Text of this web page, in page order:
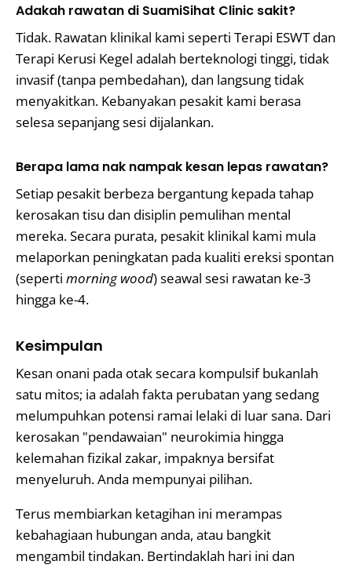
Adakah rawatan di SuamiSihat Clinic sakit?
Tidak. Rawatan klinikal kami seperti Terapi ESWT dan
Terapi Kerusi Kegel adalah berteknologi tinggi, tidak
invasif (tanpa pembedahan), dan langsung tidak
menyakitkan. Kebanyakan pesakit kami berasa
selesa sepanjang sesi dijalankan.
Berapa lama nak nampak kesan lepas rawatan?
Setiap pesakit berbeza bergantung kepada tahap
kerosakan tisu dan disiplin pemulihan mental
mereka. Secara purata, pesakit klinikal kami mula
melaporkan peningkatan pada kualiti ereksi spontan
(seperti morning wood) seawal sesi rawatan ke-3
hingga ke-4.
Kesimpulan
Kesan onani pada otak secara kompulsif bukanlah
satu mitos; ia adalah fakta perubatan yang sedang
melumpuhkan potensi ramai lelaki di luar sana. Dari
kerosakan "pendawaian" neurokimia hingga
kelemahan fizikal zakar, impaknya bersifat
menyeluruh. Anda mempunyai pilihan.
Terus membiarkan ketagihan ini merampas
kebahagiaan hubungan anda, atau bangkit
mengambil tindakan. Bertindaklah hari ini dan